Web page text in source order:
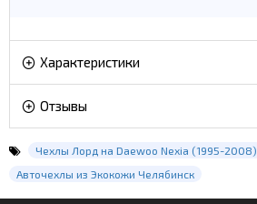
Характеристики
Отзывы
Чехлы Лорд на Daewoo Nexia (1995-2008)
Авточехлы из Экокожи Челябинск